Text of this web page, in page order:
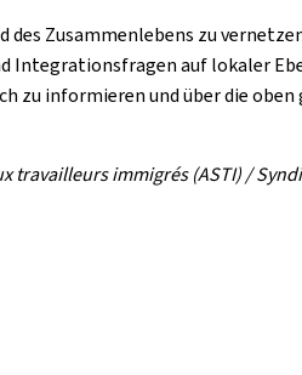
Zusammenlebens zu
Integrationsfragen auf lokaler
zu informieren und über die
immigrés (ASTI) /